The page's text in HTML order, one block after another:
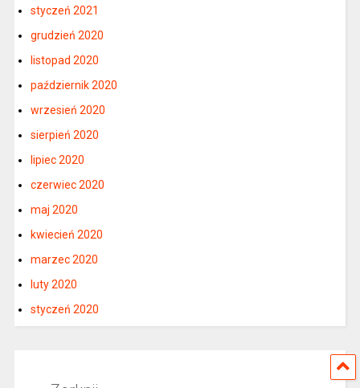
styczeń 2021
grudzień 2020
listopad 2020
październik 2020
wrzesień 2020
sierpień 2020
lipiec 2020
czerwiec 2020
maj 2020
kwiecień 2020
marzec 2020
luty 2020
styczeń 2020